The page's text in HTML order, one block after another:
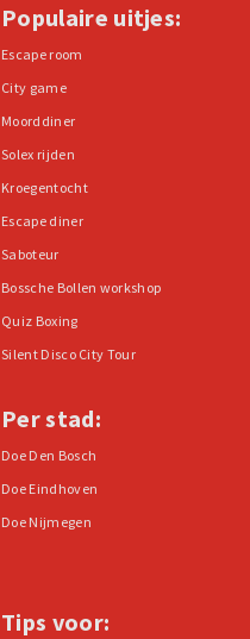
Populaire uitjes:
Escape room
City game
Moorddiner
Solex rijden
Kroegentocht
Escape diner
Saboteur
Bossche Bollen workshop
Quiz Boxing
Silent Disco City Tour
Per stad:
Doe Den Bosch
Doe Eindhoven
Doe Nijmegen
Tips voor: